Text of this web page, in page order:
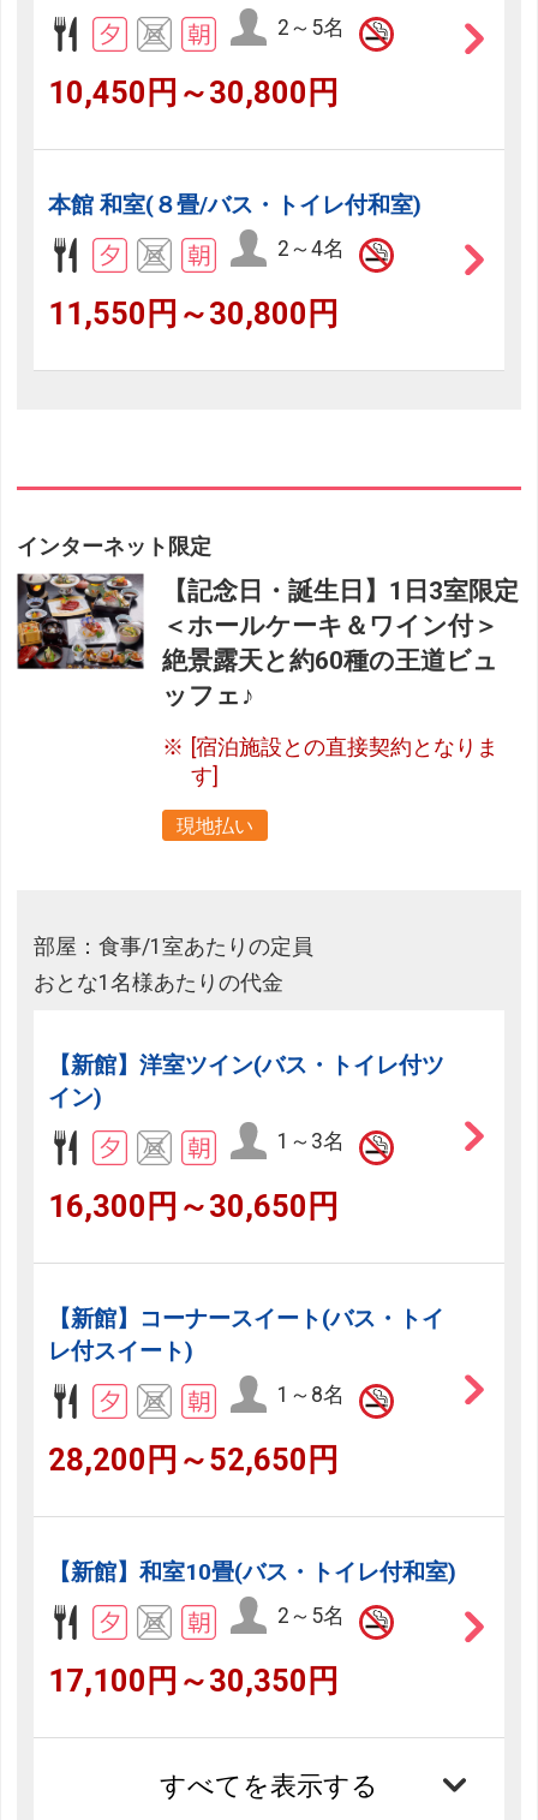
2～5名
10,450円～30,800円
本館 和室(８畳/バス・トイレ付和室)
2～4名
11,550円～30,800円
インターネット限定
【記念日・誕生日】1日3室限定
＜ホールケーキ＆ワイン付＞
絶景露天と約60種の王道ビュ
ッフェ♪
[宿泊施設との直接契約となりま
す]
現地払い
部屋：食事/1室あたりの定員
おとな1名様あたりの代金
【新館】洋室ツイン(バス・トイレ付ツ
イン)
1～3名
16,300円～30,650円
【新館】コーナースイート(バス・トイ
レ付スイート)
1～8名
28,200円～52,650円
【新館】和室10畳(バス・トイレ付和室)
2～5名
17,100円～30,350円
すべてを表示する